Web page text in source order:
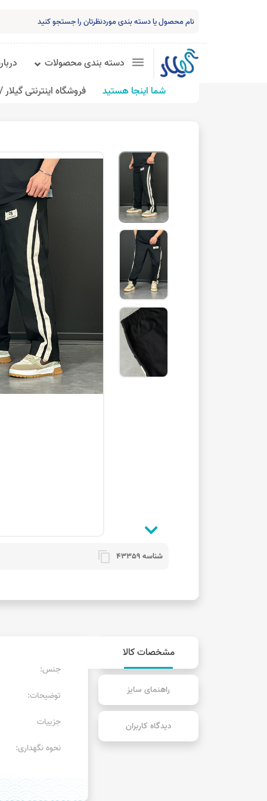
دسته بندی محصولات
شما اینجا هستید
فروشگاه اینترنتی گیلار /
شناسه 43359 content_copy
مشخصات کالا
راهنمای سایز
دیدگاه کاربران
جنس:
توضیحات:
جزییات
نحوه نگهداری: